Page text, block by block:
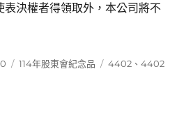
表決權者得領取外，本公司將不
分
114年股東會紀念品
標
4402 、4402